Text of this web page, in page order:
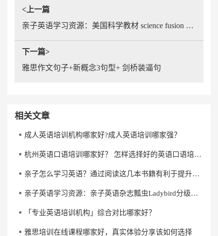
<上一篇
亲子英语学习资源：美国科学教材 science fusion 亲子园到小学全套科学教材
下一篇>
雅思作文句子+新概念3句型+ 剑桥装逼句
相关文章
成人英语培训机构哪家好?成人英语培训哪家强？
杭州英语口语培训哪家好？ 怎样选择好的英语口语培训机构？
亲子怎么学习英语？通过阅读这几本书籍有利于提升英语水平
亲子英语学习资源：亲子英语杂志瓢虫Ladybird分级阅读《杰克与魔克》下载
「专业英语培训机构」综合对比哪家好？
雅思培训在线课程哪家好，真实体验分享该如何选择